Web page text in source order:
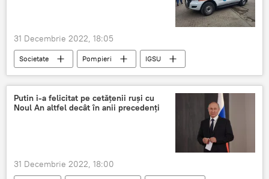
31 Decembrie 2022, 18:05
Societate Pompieri
IGSU
datorie
Revelion 2023
Putin i-a felicitat pe cetățenii ruși cu
Noul An altfel decât în anii precedenți
31 Decembrie 2022, 18:00